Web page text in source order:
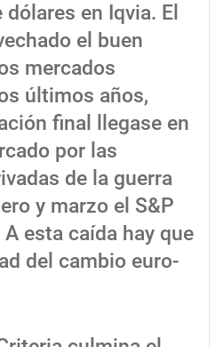
en Iqvia. El
el buen
mercados
últimos años,
final llegase en
por las
de la guerra
y marzo el S&P
A esta caída hay que
del cambio euro-